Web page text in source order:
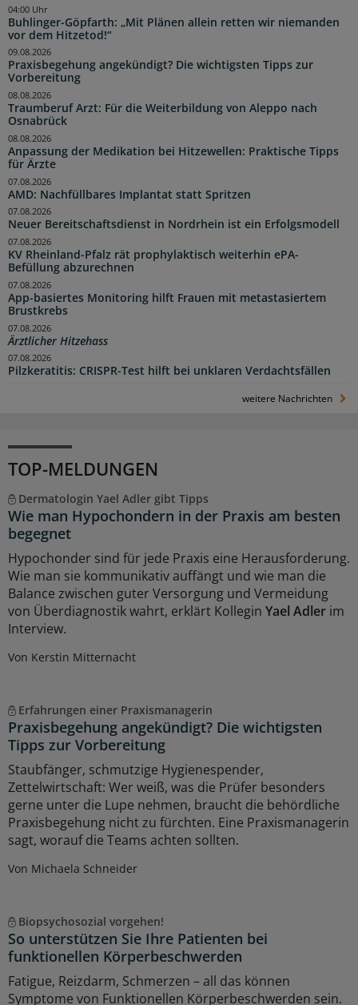
Buhlinger-Göpfarth: „Mit Plänen allein retten wir niemanden
vor dem Hitzetod!“
04:00 Uhr
Praxisbegehung angekündigt? Die wichtigsten Tipps zur
Vorbereitung
09.08.2026
Traumberuf Arzt: Für die Weiterbildung von Aleppo nach
Osnabrück
08.08.2026
Anpassung der Medikation bei Hitzewellen: Praktische Tipps
für Ärzte
08.08.2026
AMD: Nachfüllbares Implantat statt Spritzen
07.08.2026
Neuer Bereitschaftsdienst in Nordrhein ist ein Erfolgsmodell
07.08.2026
KV Rheinland-Pfalz rät prophylaktisch weiterhin ePA-
Befüllung abzurechnen
07.08.2026
App-basiertes Monitoring hilft Frauen mit metastasiertem
Brustkrebs
07.08.2026
Ärztlicher Hitzehass
07.08.2026
Pilzkeratitis: CRISPR-Test hilft bei unklaren Verdachtsfällen
07.08.2026
weitere Nachrichten
TOP-MELDUNGEN
Dermatologin Yael Adler gibt Tipps
Wie man Hypochondern in der Praxis am besten
begegnet
Hypochonder sind für jede Praxis eine Herausforderung.
Wie man sie kommunikativ auffängt und wie man die
Balance zwischen guter Versorgung und Vermeidung
von Überdiagnostik wahrt, erklärt Kollegin Yael Adler im
Interview.
Von Kerstin Mitternacht
Erfahrungen einer Praxismanagerin
Praxisbegehung angekündigt? Die wichtigsten
Tipps zur Vorbereitung
Staubfänger, schmutzige Hygienespender,
Zettelwirtschaft: Wer weiß, was die Prüfer besonders
gerne unter die Lupe nehmen, braucht die behördliche
Praxisbegehung nicht zu fürchten. Eine Praxismanagerin
sagt, worauf die Teams achten sollten.
Von Michaela Schneider
Biopsychosozial vorgehen!
So unterstützen Sie Ihre Patienten bei
funktionellen Körperbeschwerden
Fatigue, Reizdarm, Schmerzen – all das können
Symptome von Funktionellen Körperbeschwerden sein.